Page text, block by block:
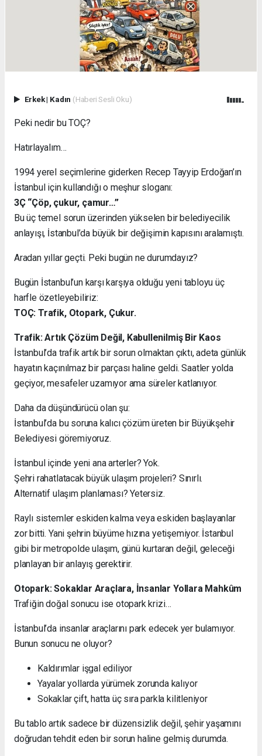
Erkek| Kadın (Haberi Sesli Oku)
Peki nedir bu TOÇ?
Hatırlayalım…
1994 yerel seçimlerine giderken Recep Tayyip Erdoğan’ın
İstanbul için kullandığı o meşhur sloganı:
3Ç “Çöp, çukur, çamur…”
Bu üç temel sorun üzerinden yükselen bir belediyecilik
anlayışı, İstanbul’da büyük bir değişimin kapısını aralamıştı.
Aradan yıllar geçti. Peki bugün ne durumdayız?
Bugün İstanbul’un karşı karşıya olduğu yeni tabloyu üç
harfle özetleyebiliriz:
TOÇ: Trafik, Otopark, Çukur.
Trafik: Artık Çözüm Değil, Kabullenilmiş Bir Kaos
İstanbul’da trafik artık bir sorun olmaktan çıktı, adeta günlük
hayatın kaçınılmaz bir parçası haline geldi. Saatler yolda
geçiyor, mesafeler uzamıyor ama süreler katlanıyor.
Daha da düşündürücü olan şu:
İstanbul’da bu soruna kalıcı çözüm üreten bir Büyükşehir
Belediyesi göremiyoruz.
İstanbul içinde yeni ana arterler? Yok.
Şehri rahatlatacak büyük ulaşım projeleri? Sınırlı.
Alternatif ulaşım planlaması? Yetersiz.
Raylı sistemler eskiden kalma veya eskiden başlayanlar
zor bitti. Yani şehrin büyüme hızına yetişemiyor. İstanbul
gibi bir metropolde ulaşım, günü kurtaran değil, geleceği
planlayan bir anlayış gerektirir.
Otopark: Sokaklar Araçlara, İnsanlar Yollara Mahkûm
Trafiğin doğal sonucu ise otopark krizi…
İstanbul’da insanlar araçlarını park edecek yer bulamıyor.
Bunun sonucu ne oluyor?
Kaldırımlar işgal ediliyor
Yayalar yollarda yürümek zorunda kalıyor
Sokaklar çift, hatta üç sıra parkla kilitleniyor
Bu tablo artık sadece bir düzensizlik değil, şehir yaşamını
doğrudan tehdit eden bir sorun haline gelmiş durumda.